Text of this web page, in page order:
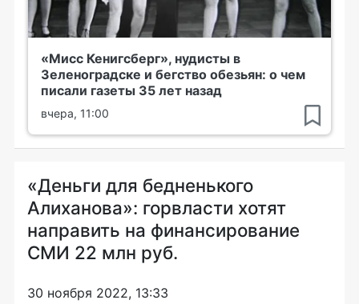
«Мисс Кенигсберг», нудисты в
Зеленоградске и бегство обезьян: о чем
писали газеты 35 лет назад
вчера, 11:00
«Деньги для бедненького
Алиханова»: горвласти хотят
направить на финансирование
СМИ 22 млн руб.
30 ноября 2022, 13:33